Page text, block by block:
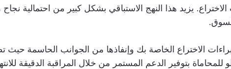
يزيد هذا النهج الاستباقي بشكل كبير من احتمالية
الاختراع الخاصة بك وإنفاذها من الجوانب الحاسمة حيث
بتوفير الدعم المستمر من خلال المراقبة الدقيقة